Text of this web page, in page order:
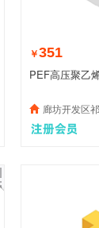
￥351
PEF高压聚乙
廊坊开发区祁